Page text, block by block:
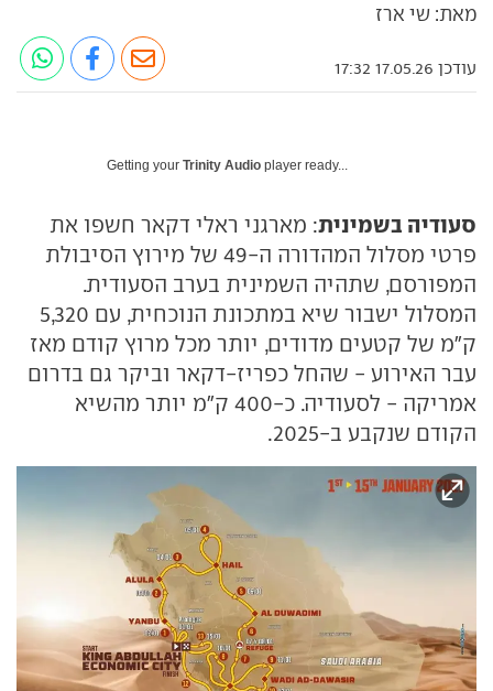
מאת: שי ארז
עודכן 17.05.26 17:32
Getting your Trinity Audio player ready...
סעודיה בשמינית: מארגני ראלי דקאר חשפו את
פרטי מסלול המהדורה ה-49 של מירוץ הסיבולת
המפורסם, שתהיה השמינית בערב הסעודית.
המסלול ישבור שיא במתכונת הנוכחית, עם 5,320
ק"מ של קטעים מדודים, יותר מכל מרוץ קודם מאז
עבר האירוע - שהחל כפריז-דקאר וביקר גם בדרום
אמריקה - לסעודיה. כ-400 ק"מ יותר מהשיא
הקודם שנקבע ב-2025.